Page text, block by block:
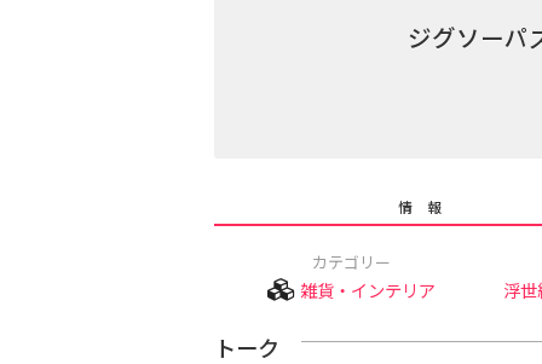
ジグソーパ
情 報
カテゴリー
雑貨・インテリア 浮世
トーク